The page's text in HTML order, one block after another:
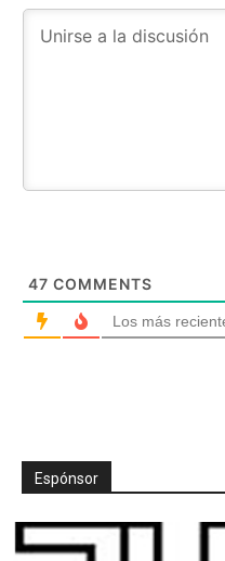
47 COMMENTS
Los más
Espónsor